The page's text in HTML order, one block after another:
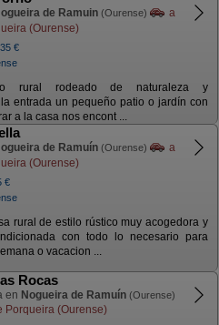
de Ramuin (Ourense)
a
(Ourense)
35 €
rural rodeado de naturaleza y
entrada un pequeño patio o jardín con
a la casa nos encont ...
de Ramuín (Ourense)
a
(Ourense)
€
rural de estilo rústico muy acogedora y
con todo lo necesario para
o vacacion ...
Rocas
en Nogueira de Ramuín (Ourense)
Porqueira (Ourense)